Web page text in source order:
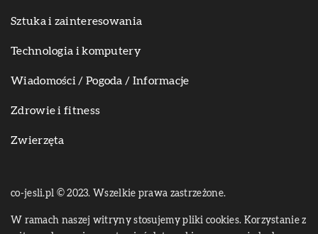
Sztuka i zainteresowania
Technologia i komputery
Wiadomości / Pogoda / Informacje
Zdrowie i fitness
Zwierzęta
co-jesli.pl © 2023. Wszelkie prawa zastrzeżone.
W ramach naszej witryny stosujemy pliki cookies. Korzystanie z